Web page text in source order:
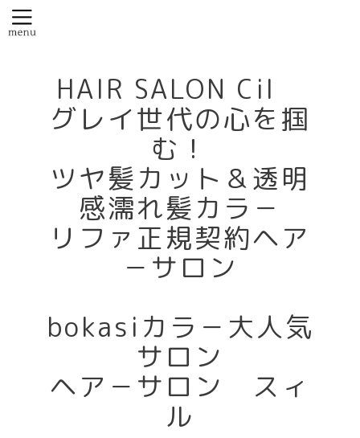
HAIR SALON Cil
グレイ世代の心を掴
む！
ツヤ髪カット＆透明
感濡れ髪カラ－
リファ正規契約ヘア
－サロン
bokasiカラ－大人気
サロン
ヘア－サロン スィ
ル